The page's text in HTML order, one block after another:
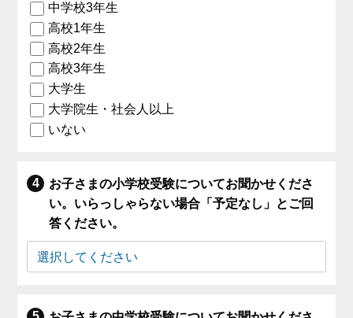
中学校3年生
高校1年生
高校2年生
高校3年生
大学生
大学院生・社会人以上
いない
お子さまの小学校受験についてお聞かせくださ
い。いらっしゃらない場合「予定なし」とご回
答ください。